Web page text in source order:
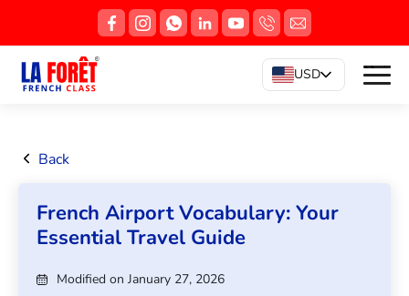
USD
Back
French Airport Vocabulary: Your
Essential Travel Guide
Modified on January 27, 2026